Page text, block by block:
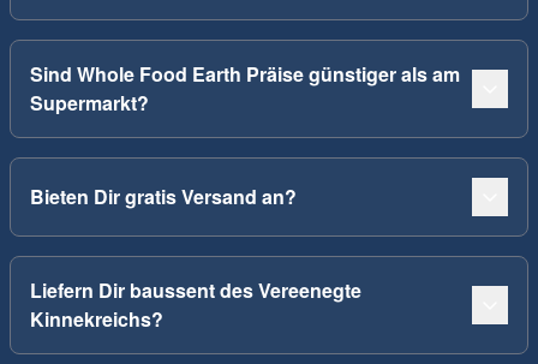
Sind Whole Food Earth Präise günstiger als am
Supermarkt?
Bieten Dir gratis Versand an?
Liefern Dir baussent des Vereenegte
Kinnekreichs?